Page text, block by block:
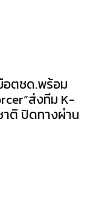
อตชด.พร้อม
ส่งทีม K-
ติ ปิดทางผ่าน